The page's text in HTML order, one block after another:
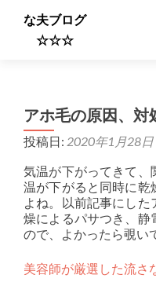
な夫ブログ
☆☆☆
アホ毛の原因、対
投稿日: 2020年1月28日
気温が下がってきて、
温が下がると同時に乾
よね。以前記事にし
燥によるパサつき、静
ので、よかったら覗い
美容師が厳選した流